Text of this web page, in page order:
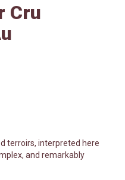
Cru
terroirs, interpreted here
and remarkably